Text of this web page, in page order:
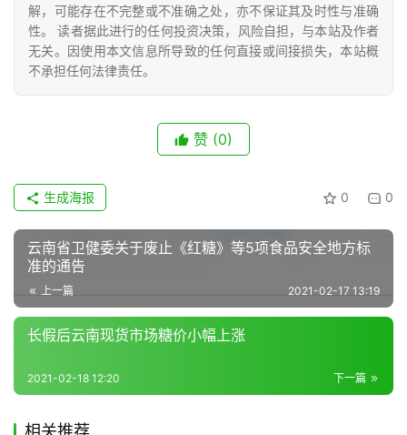
现
货
专
题
地
区
频
道
解，可能存在不完整或不准确之处，亦不保证其及时性与准确
性。 读者据此进行的任何投资决策，风险自担，与本站及作者
无关。因使用本文信息所导致的任何直接或间接损失，本站概
不承担任何法律责任。
赞 (0)
0 0
生成海报
云南省卫健委关于废止《红糖》等5项食品安全地方标
准的通告
上一篇 2021-02-17 13:19
长假后云南现货市场糖价小幅上涨
下一篇
2021-02-18 12:20
相关推荐